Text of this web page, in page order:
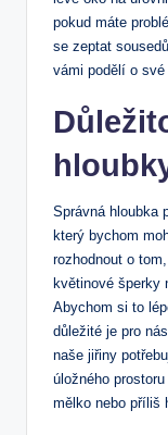
pokud máte
se zeptat
vámi podělí o
Správná hloubka
který bychom
rozhodnout o
květinové
Abychom si to
důležité je pro
naše jiřiny
úložného
mělko nebo příliš